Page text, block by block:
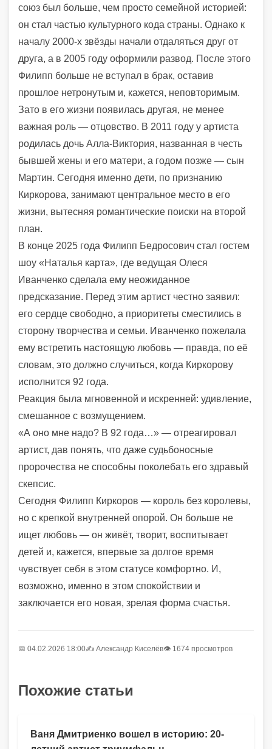
союз был больше, чем просто семейной историей:
он стал частью культурного кода страны. Однако к
началу 2000-х звёзды начали отдаляться друг от
друга, а в 2005 году оформили развод. После этого
Филипп больше не вступал в брак, оставив
прошлое нетронутым и, кажется, неповторимым.
Зато в его жизни появилась другая, не менее
важная роль — отцовство. В 2011 году у артиста
родилась дочь Алла-Виктория, названная в честь
бывшей жены и его матери, а годом позже — сын
Мартин. Сегодня именно дети, по признанию
Киркорова, занимают центральное место в его
жизни, вытесняя романтические поиски на второй
план.
В конце 2025 года Филипп Бедросович стал гостем
шоу «Наталья карта», где ведущая Олеся
Иванченко сделала ему неожиданное
предсказание. Перед этим артист честно заявил:
его сердце свободно, а приоритеты сместились в
сторону творчества и семьи. Иванченко пожелала
ему встретить настоящую любовь — правда, по её
словам, это должно случиться, когда Киркорову
исполнится 92 года.
Реакция была мгновенной и искренней: удивление,
смешанное с возмущением.
«А оно мне надо? В 92 года…» — отреагировал
артист, дав понять, что даже судьбоносные
пророчества не способны поколебать его здравый
скепсис.
Сегодня Филипп Киркоров — король без королевы,
но с крепкой внутренней опорой. Он больше не
ищет любовь — он живёт, творит, воспитывает
детей и, кажется, впервые за долгое время
чувствует себя в этом статусе комфортно. И,
возможно, именно в этом спокойствии и
заключается его новая, зрелая форма счастья.
📅 04.02.2026 18:00✍️ Александр Киселёв👁 1674 просмотров
Похожие статьи
Ваня Дмитриенко вошел в историю: 20-